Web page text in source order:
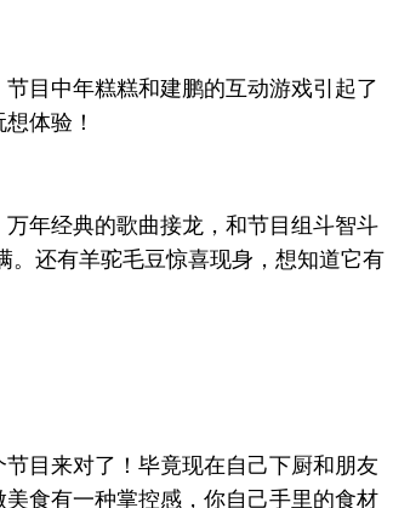
目中年糕糕和建鹏的互动游戏引起了
体验！
年经典的歌曲接龙，和节目组斗智斗
。还有羊驼毛豆惊喜现身，想知道它有
目来对了！毕竟现在自己下厨和朋友
食有一种掌控感，你自己手里的食材